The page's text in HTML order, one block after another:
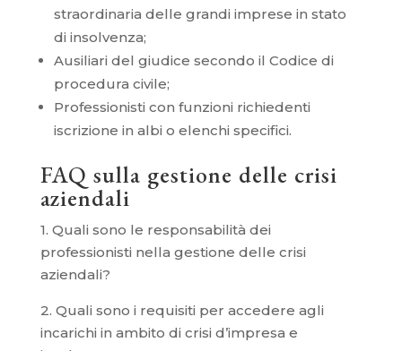
straordinaria delle grandi imprese in stato
di insolvenza;
Ausiliari del giudice secondo il Codice di
procedura civile;
Professionisti con funzioni richiedenti
iscrizione in albi o elenchi specifici.
FAQ sulla gestione delle crisi
aziendali
1. Quali sono le responsabilità dei
professionisti nella gestione delle crisi
aziendali?
2. Quali sono i requisiti per accedere agli
incarichi in ambito di crisi d’impresa e